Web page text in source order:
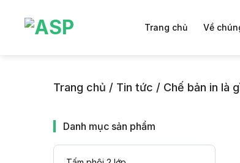
Trang chủ Về
Trang chủ / Tin tức / Chế bản in là
Danh mục sản phẩm